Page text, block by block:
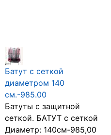
Батут с сеткой
диаметром 140
см.-985.00
Батуты с защитной
сеткой. БАТУТ с сеткой
Диаметр: 140см-985,00